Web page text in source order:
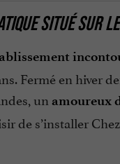
SITUÉ SUR
Fermé en hiver
un amoureux
de s’installer